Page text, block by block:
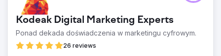
Kodeak Digital Marketing Experts
Ponad dekada doświadczenia w marketingu cyfrowym.
26 reviews